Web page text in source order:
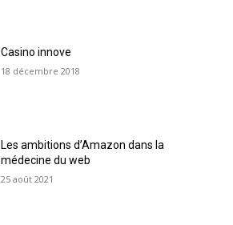
Casino innove
18 décembre 2018
Les ambitions d’Amazon dans la
médecine du web
25 août 2021